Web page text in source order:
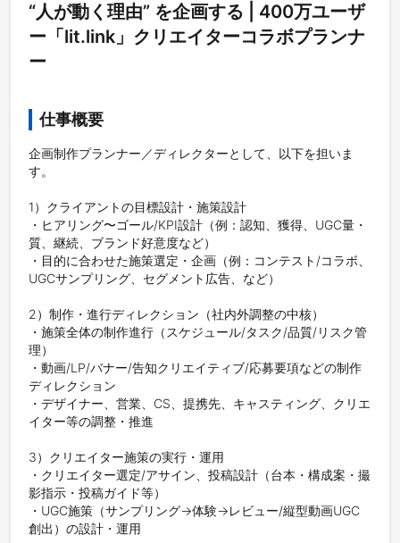
“人が動く理由” を企画する | 400万ユーザ
ー「lit.link」クリエイターコラボプランナ
ー
仕事概要
企画制作プランナー／ディレクターとして、以下を担いま
す。
1）クライアントの目標設計・施策設計
・ヒアリング〜ゴール/KPI設計（例：認知、獲得、UGC量・
質、継続、ブランド好意度など）
・目的に合わせた施策選定・企画（例：コンテスト/コラボ、
UGCサンプリング、セグメント広告、など）
2）制作・進行ディレクション（社内外調整の中核）
・施策全体の制作進行（スケジュール/タスク/品質/リスク管
理）
・動画/LP/バナー/告知クリエイティブ/応募要項などの制作
ディレクション
・デザイナー、営業、CS、提携先、キャスティング、クリエ
イター等の調整・推進
3）クリエイター施策の実行・運用
・クリエイター選定/アサイン、投稿設計（台本・構成案・撮
影指示・投稿ガイド等）
・UGC施策（サンプリング→体験→レビュー/縦型動画UGC
創出）の設計・運用